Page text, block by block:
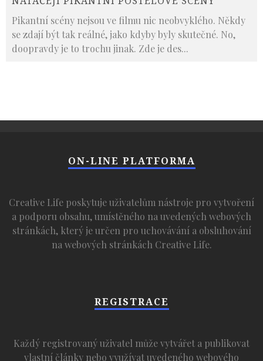
Pikantní scény nejsou ve filmu nic neobvyklého. Někdy
se zdají být tak reálné, jako kdyby byly skutečné. No,
doopravdy je to trochu jinak. Zde je des...
ON-LINE PLATFORMA
Creative Life poskytuje uživatelům nástroje pro vytvoření
a podporu obsahu, umístěného na uvedených webových
stránkách, který je určen pro uchovávání a obsluhování
na webových stránkách Creative Life.
REGISTRACE
Každý registrovaný uživatel může vytvářet a publikovat
vlastní články nebo využívat uvedeného webového